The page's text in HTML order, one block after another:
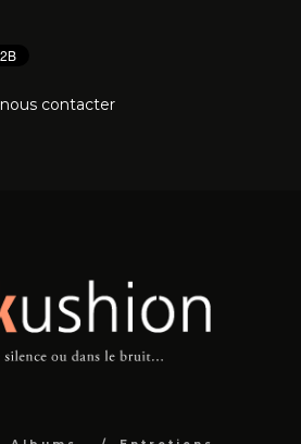
nous contacter